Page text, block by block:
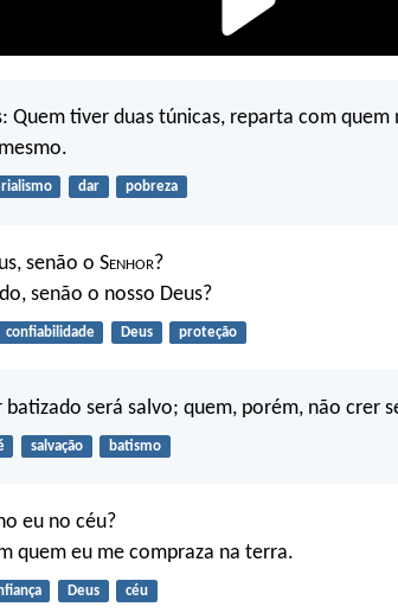
Quem tiver duas túnicas, reparta com
dar pobreza
senão o Senhor?
senão o nosso Deus?
confiabilidade Deus proteção
será salvo; quem, porém, não crer
salvação batismo
eu no céu?
quem eu me compraza na terra.
Deus céu